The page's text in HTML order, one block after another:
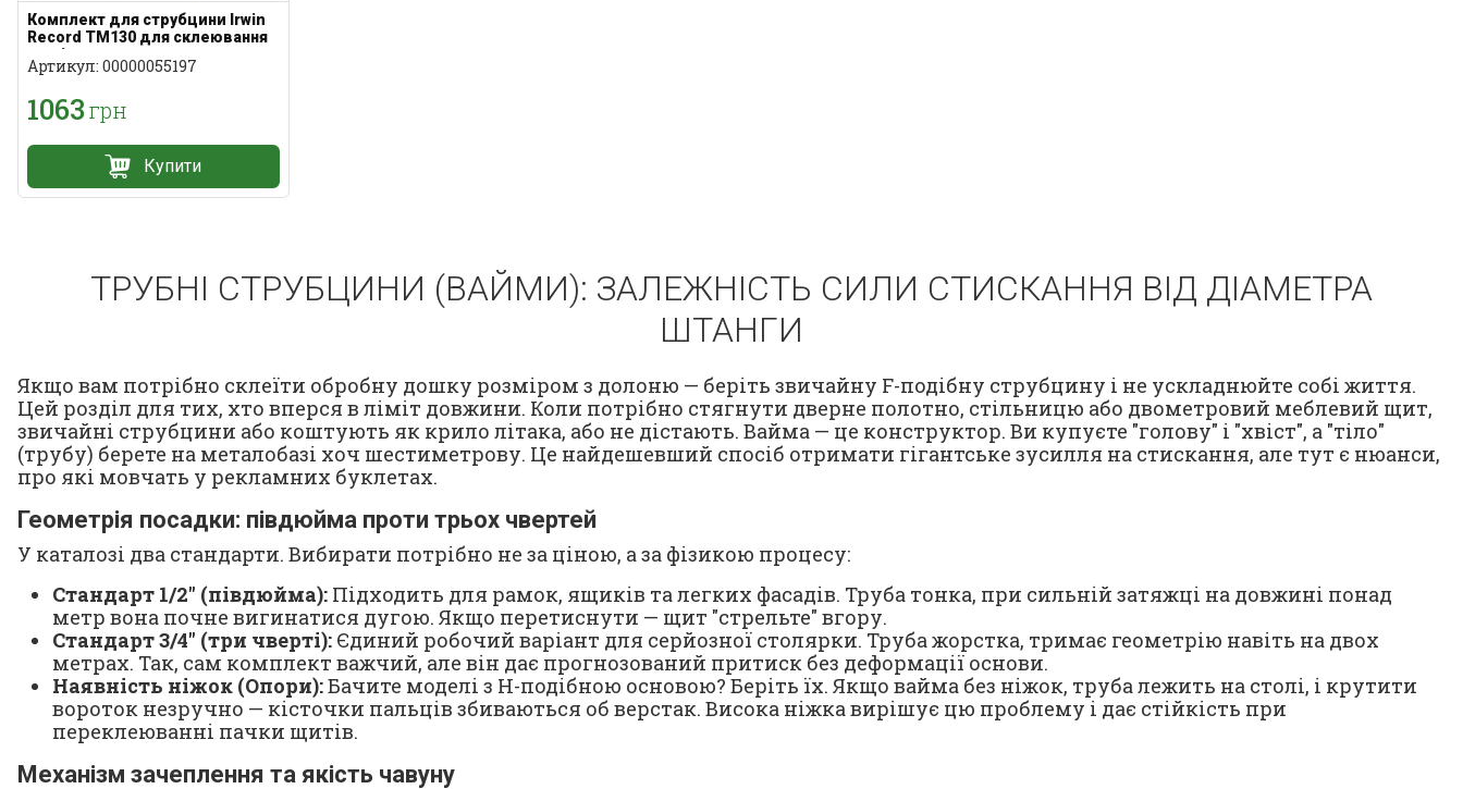
Комплект для струбцини Irwin
Record TM130 для склеювання
щитів
Артикул: 00000055197
1063грн
Купити
ТРУБНІ СТРУБЦИНИ (ВАЙМИ): ЗАЛЕЖНІСТЬ СИЛИ СТИСКАННЯ ВІД ДІАМЕТРА
ШТАНГИ
Якщо вам потрібно склеїти обробну дошку розміром з долоню — беріть звичайну F-подібну струбцину і не ускладнюйте собі життя.
Цей розділ для тих, хто вперся в ліміт довжини. Коли потрібно стягнути дверне полотно, стільницю або двометровий меблевий щит,
звичайні струбцини або коштують як крило літака, або не дістають. Вайма — це конструктор. Ви купуєте "голову" і "хвіст", а "тіло"
(трубу) берете на металобазі хоч шестиметрову. Це найдешевший спосіб отримати гігантське зусилля на стискання, але тут є нюанси,
про які мовчать у рекламних буклетах.
Геометрія посадки: півдюйма проти трьох чвертей
У каталозі два стандарти. Вибирати потрібно не за ціною, а за фізикою процесу:
Стандарт 1/2" (півдюйма): Підходить для рамок, ящиків та легких фасадів. Труба тонка, при сильній затяжці на довжині понад
метр вона почне вигинатися дугою. Якщо перетиснути — щит "стрельте" вгору.
Стандарт 3/4" (три чверті): Єдиний робочий варіант для серйозної столярки. Труба жорстка, тримає геометрію навіть на двох
метрах. Так, сам комплект важчий, але він дає прогнозований притиск без деформації основи.
Наявність ніжок (Опори):Бачите моделі з H-подібною основою? Беріть їх. Якщо вайма без ніжок, труба лежить на столі, і крутити
вороток незручно — кісточки пальців збиваються об верстак. Висока ніжка вирішує цю проблему і дає стійкість при
переклеюванні пачки щитів.
Механізм зачеплення та якість чавуну